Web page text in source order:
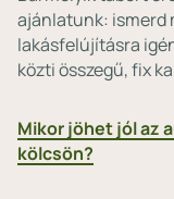
ajánlatunk: ismerd
lakásfelújításra
közti összegű, fix
Mikor jöhet jól az
kölcsön?